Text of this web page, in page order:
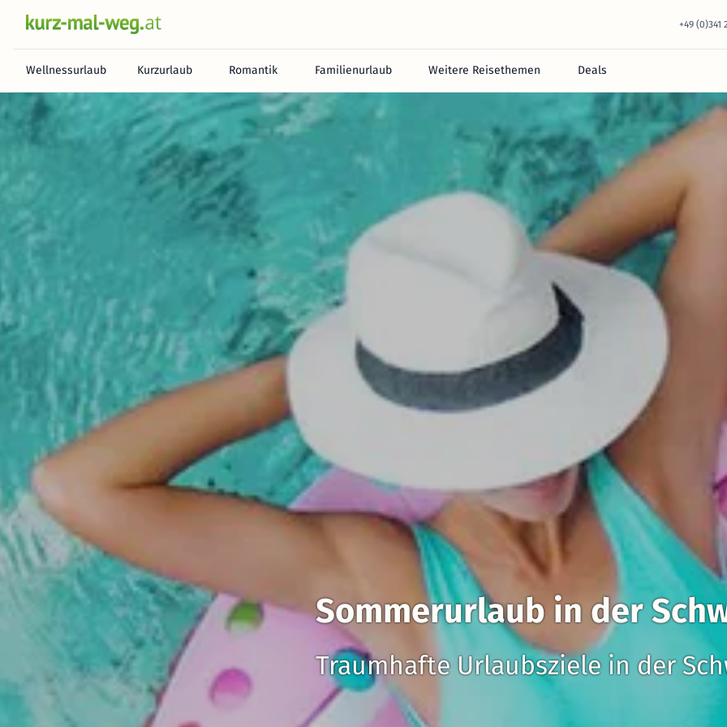
+49 (0)341
Wellnessurlaub Kurzurlaub Romantik Familienurlaub Weitere Reisethemen Deals
Sommerurlaub in der
Traumhafte Urlaubsziele in der